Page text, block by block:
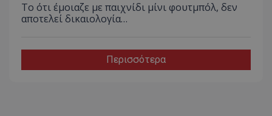
Το ότι έμοιαζε με παιχνίδι μίνι φουτμπόλ, δεν
αποτελεί δικαιολογία…
Περισσότερα